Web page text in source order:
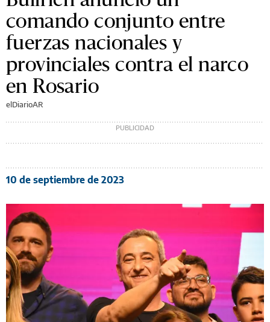
comando conjunto entre
fuerzas nacionales y
provinciales contra el narco
en Rosario
elDiarioAR
10 de septiembre de 2023